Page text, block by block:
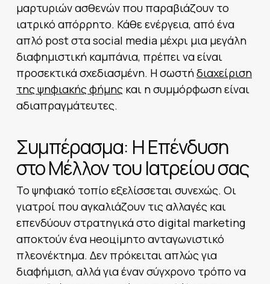
μαρτυριών ασθενών που παραβιάζουν το
ιατρικό απόρρητο. Κάθε ενέργεια, από ένα
απλό post στα social media μέχρι μια μεγάλη
διαφημιστική καμπάνια, πρέπει να είναι
προσεκτικά σχεδιασμένη. Η σωστήδιαχείριση
της ψηφιακής φήμηςκαι η συμμόρφωση είναι
αδιαπραγμάτευτες.
Συμπέρασμα: Η Επένδυση
στο Μέλλον του Ιατρείου σας
Το ψηφιακό τοπίο εξελίσσεται συνεχώς. Οι
γιατροί που αγκαλιάζουν τις αλλαγές και
επενδύουν στρατηγικά στο digital marketing
αποκτούν ένα неоціμητο ανταγωνιστικό
πλεονέκτημα. Δεν πρόκειται απλώς για
διαφήμιση, αλλά για έναν σύγχρονο τρόπο να